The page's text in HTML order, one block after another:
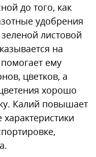
до того, как
удобрения
листовой
на
ему
цветков, а
хорошо
Калий повышает